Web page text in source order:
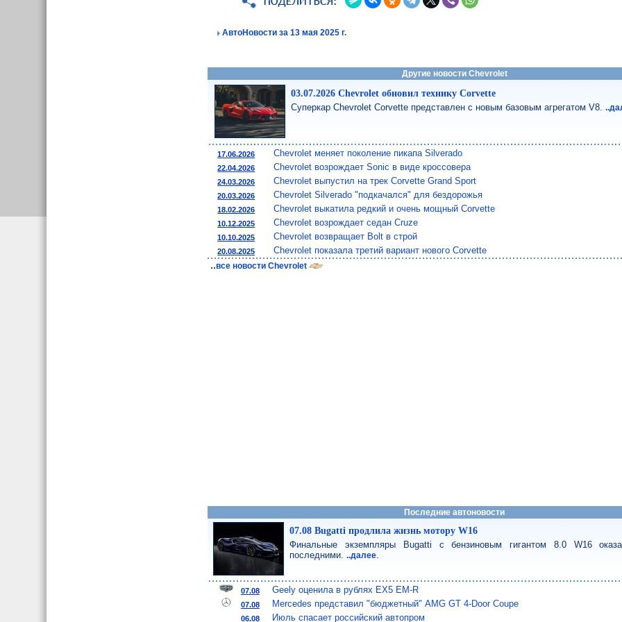
АвтоНовости за 13 мая 2025 г.
Другие новости Chevrolet
03.07.2026 Chevrolet обновил технику Corvette
Суперкар Chevrolet Corvette представлен с новым базовым агрегатом V8.
17.06.2026 Chevrolet меняет поколение пикапа Silverado
22.04.2026 Chevrolet возрождает Sonic в виде кроссовера
24.03.2026 Chevrolet выпустил на трек Corvette Grand Sport
20.03.2026 Chevrolet Silverado "подкачался" для бездорожья
18.02.2026 Chevrolet выкатила редкий и очень мощный Corvette
10.12.2025 Chevrolet возрождает седан Cruze
10.10.2025 Chevrolet возвращает Bolt в строй
20.08.2025 Chevrolet показала третий вариант нового Corvette
..все новости Chevrolet
Последние автоновости
07.08 Bugatti продлила жизнь мотору W16
Финальные экземпляры Bugatti с бензиновым гигантом 8.0 W16
последними...далее
07.08 Geely оценила в рублях EX5 EM-R
07.08 Mercedes представил "бюджетный" AMG GT 4-Door Coupe
06.08 Июль спасает российский автопром